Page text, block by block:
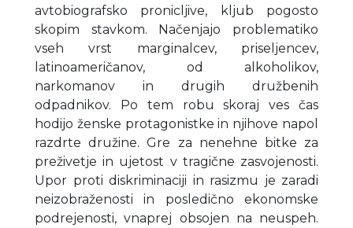
avtobiografsko pronicljive, kljub pogosto
skopim stavkom. Načenjajo problematiko
vseh vrst marginalcev, priseljencev,
latinoameričanov, od alkoholikov,
narkomanov in drugih družbenih
odpadnikov. Po tem robu skoraj ves čas
hodijo ženske protagonistke in njihove napol
razdrte družine. Gre za nenehne bitke za
preživetje in ujetost v tragične zasvojenosti.
Upor proti diskriminaciji in rasizmu je zaradi
neizobraženosti in posledično ekonomske
podrejenosti, vnaprej obsojen na neuspeh.